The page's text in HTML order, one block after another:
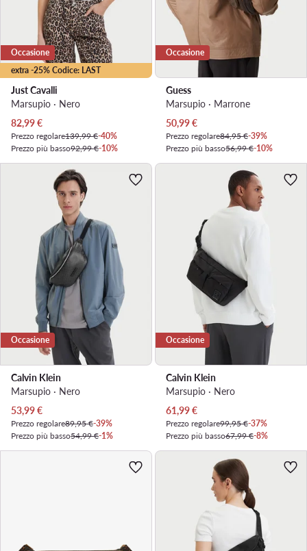
extra -25% Codice: LAST
Occasione
Just Cavalli
Marsupio · Nero
Prezzo attuale
82,99€
Prezzo regolare139,99 €-40%
Prezzo più basso92,99 €-10%
Occasione
Guess
Marsupio · Marrone
Prezzo attuale
50,99€
Prezzo regolare84,95 €-39%
Prezzo più basso56,99 €-10%
Occasione
Calvin Klein
Marsupio · Nero
Prezzo attuale
53,99€
Prezzo regolare89,95 €-39%
Prezzo più basso54,99 €-1%
Occasione
Calvin Klein
Marsupio · Nero
Prezzo attuale
61,99€
Prezzo regolare99,95 €-37%
Prezzo più basso67,99 €-8%